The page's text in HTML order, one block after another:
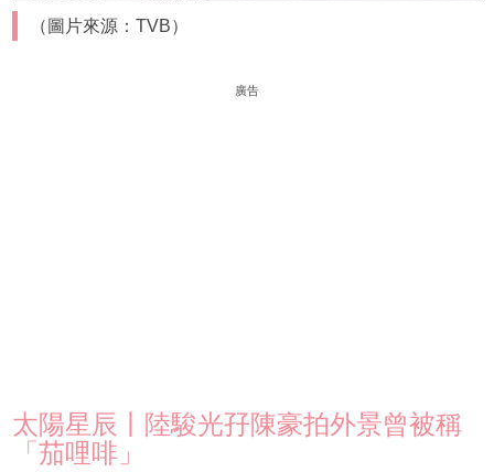
（圖片來源：TVB）
廣告
太陽星辰丨陸駿光孖陳豪拍外景曾被稱
「茄哩啡」